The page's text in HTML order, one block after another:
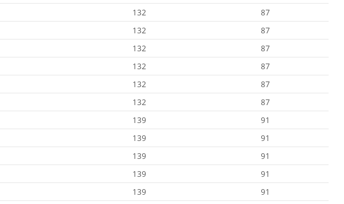
132
87
132
87
132
87
132
87
132
87
132
87
139
91
139
91
139
91
139
91
139
91